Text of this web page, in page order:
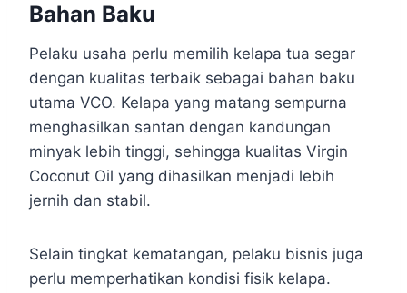
Bahan Baku
Pelaku usaha perlu memilih kelapa tua segar
dengan kualitas terbaik sebagai bahan baku
utama VCO. Kelapa yang matang sempurna
menghasilkan santan dengan kandungan
minyak lebih tinggi, sehingga kualitas Virgin
Coconut Oil yang dihasilkan menjadi lebih
jernih dan stabil.
Selain tingkat kematangan, pelaku bisnis juga
perlu memperhatikan kondisi fisik kelapa.